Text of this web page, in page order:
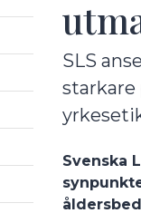
SLS
starkare
Svenska